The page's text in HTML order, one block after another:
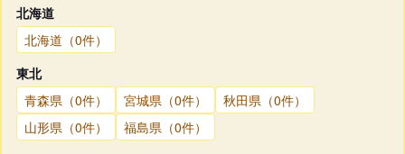
北海道
北海道（0件）
東北
青森県（0件）
宮城県（0件）
秋田県（0件）
山形県（0件）
福島県（0件）